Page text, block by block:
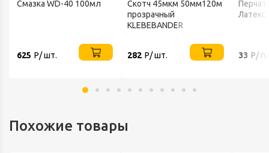
Смазка WD-40 100мл
625 Р/ шт.
Скотч 45мкм 50мм120м
прозрачный
KLEBEBANDER
282 Р/ шт.
Латекс
33 Р/
Похожие товары